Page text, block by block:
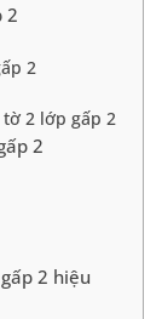
2
2
2 lớp gấp 2
2
2 hiệu